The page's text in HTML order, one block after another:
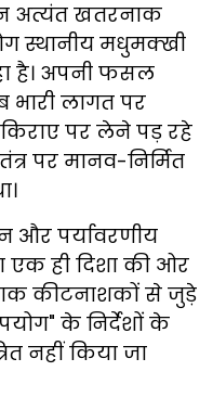
अत्यंत खतरनाक
स्थानीय मधुमक्खी
है। अपनी फसल
लागत पर
पर लेने पड़ रहे
पर मानव-निर्मित
और पर्यावरणीय
एक ही दिशा की ओर
कीटनाशकों से जुड़े
के निर्देशों के
नहीं किया जा